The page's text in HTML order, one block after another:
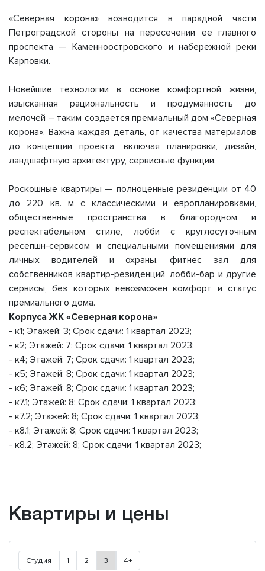
«Северная корона» возводится в парадной части
Петроградской стороны на пересечении ее главного
проспекта — Каменноостровского и набережной реки
Карповки.
Новейшие технологии в основе комфортной жизни,
изысканная рациональность и продуманность до
мелочей – таким создается премиальный дом «Северная
корона». Важна каждая деталь, от качества материалов
до концепции проекта, включая планировки, дизайн,
ландшафтную архитектуру, сервисные функции.
Роскошные квартиры — полноценные резиденции от 40
до 220 кв. м с классическими и европланировками,
общественные пространства в благородном и
респектабельном стиле, лобби с круглосуточным
ресепшн-сервисом и специальными помещениями для
личных водителей и охраны, фитнес зал для
собственников квартир-резиденций, лобби-бар и другие
сервисы, без которых невозможен комфорт и статус
премиального дома.
Корпуса ЖК «Северная корона»
- к1; Этажей: 3; Срок сдачи: 1 квартал 2023;
- к2; Этажей: 7; Срок сдачи: 1 квартал 2023;
- к4; Этажей: 7; Срок сдачи: 1 квартал 2023;
- к5; Этажей: 8; Срок сдачи: 1 квартал 2023;
- к6; Этажей: 8; Срок сдачи: 1 квартал 2023;
- к7.1; Этажей: 8; Срок сдачи: 1 квартал 2023;
- к7.2; Этажей: 8; Срок сдачи: 1 квартал 2023;
- к8.1; Этажей: 8; Срок сдачи: 1 квартал 2023;
- к8.2; Этажей: 8; Срок сдачи: 1 квартал 2023;
Квартиры и цены
Студия 1 2 3 4+